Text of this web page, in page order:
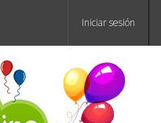
Iniciar sesión